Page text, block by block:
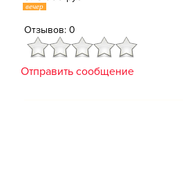
вечер
Отзывов: 0
Отправить сообщение